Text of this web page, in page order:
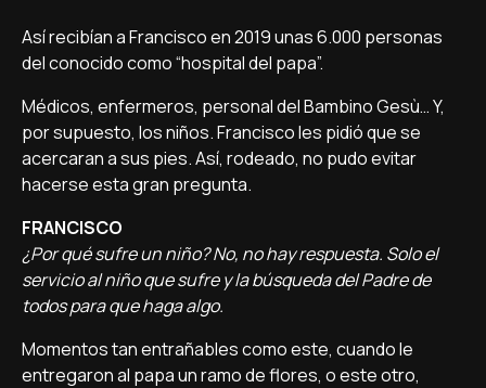
Así recibían a Francisco en 2019 unas 6.000 personas
del conocido como “hospital del papa”.
Médicos, enfermeros, personal del Bambino Gesù… Y,
por supuesto, los niños. Francisco les pidió que se
acercaran a sus pies. Así, rodeado, no pudo evitar
hacerse esta gran pregunta.
FRANCISCO
¿Por qué sufre un niño? No, no hay respuesta. Solo el
servicio al niño que sufre y la búsqueda del Padre de
todos para que haga algo.
Momentos tan entrañables como este, cuando le
entregaron al papa un ramo de flores, o este otro,